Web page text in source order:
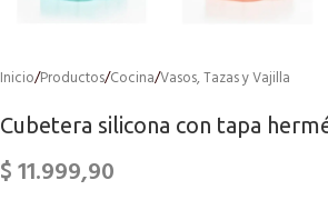
Inicio/Productos/Cocina/Vasos, Tazas y Vajilla
Cubetera silicona con tapa
$11.999,90